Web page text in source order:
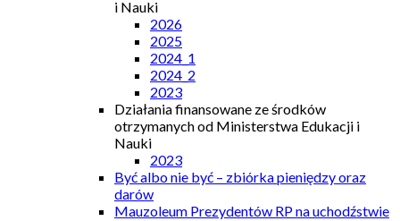
i Nauki
2026
2025
2024_1
2024_2
2023
Działania finansowane ze środków
otrzymanych od Ministerstwa Edukacji i
Nauki
2023
Być albo nie być – zbiórka pieniędzy oraz
darów
Mauzoleum Prezydentów RP na uchodźstwie